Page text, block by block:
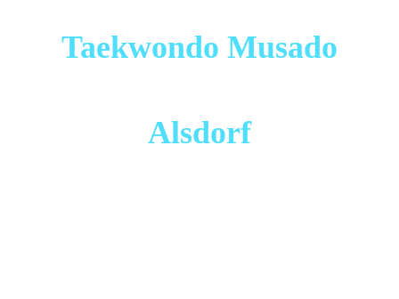
Taekwondo Musado
Alsdorf